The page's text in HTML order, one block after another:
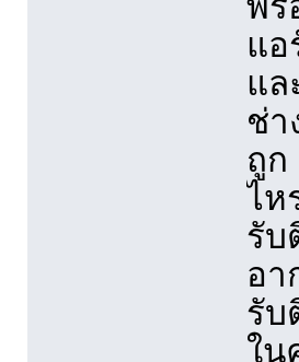
แอ
แล
ช่า
ถูก
ไห
รับ
อา
รับ
ใน